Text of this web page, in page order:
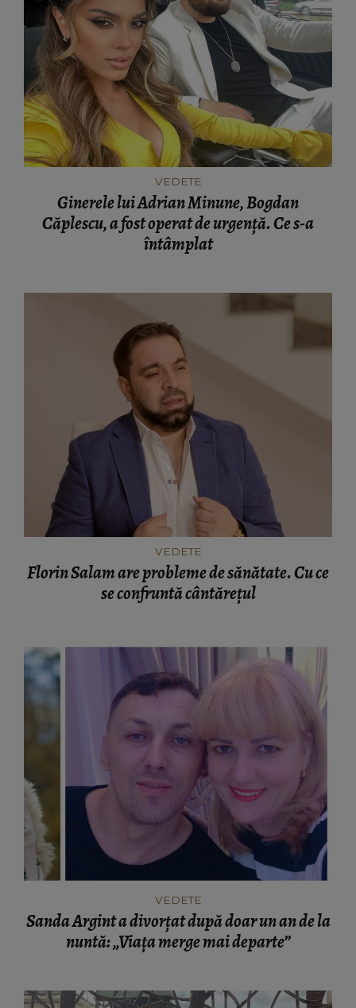
VEDETE
Ginerele lui Adrian Minune, Bogdan
Căplescu, a fost operat de urgență. Ce s-a
întâmplat
VEDETE
Florin Salam are probleme de sănătate. Cu ce
se confruntă cântărețul
VEDETE
Sanda Argint a divorțat după doar un an de la
nuntă: „Viața merge mai departe”